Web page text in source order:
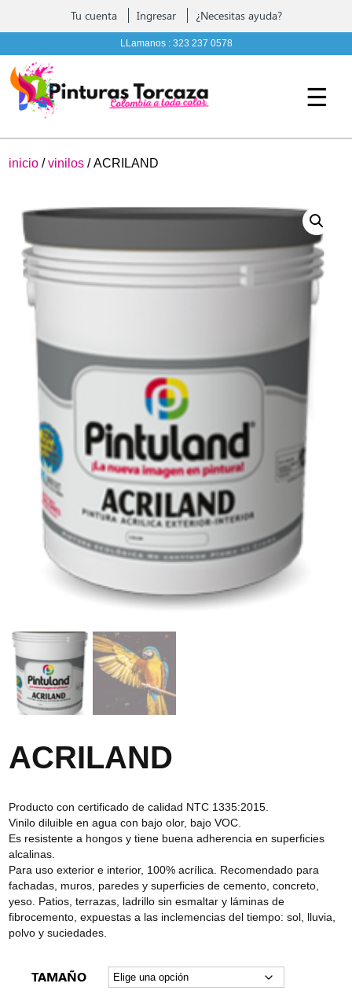
Contáctenos
LLamanos : 323 237 0578
Tu cuenta Ingresar ¿Necesitas ayuda?
☰
inicio /vinilos / ACRILAND
ACRILAND
Producto con certificado de calidad NTC 1335:2015.
Vinilo diluible en agua con bajo olor, bajo VOC.
Es resistente a hongos y tiene buena adherencia en superficies
alcalinas.
Para uso exterior e interior, 100% acrílica. Recomendado para
fachadas, muros, paredes y superficies de cemento, concreto,
yeso. Patios, terrazas, ladrillo sin esmaltar y láminas de
fibrocemento, expuestas a las inclemencias del tiempo: sol, lluvia,
polvo y suciedades.
TAMAÑO